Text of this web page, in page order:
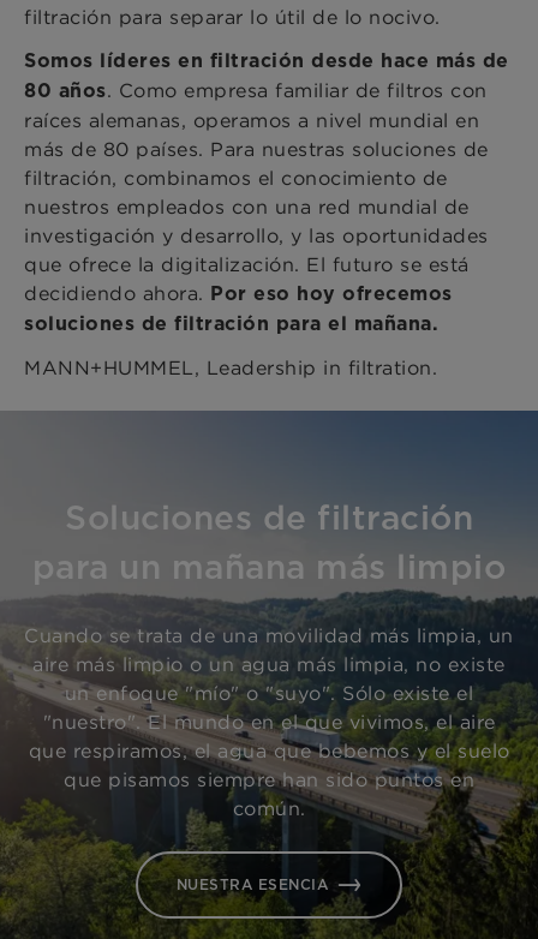
filtración para separar lo útil de lo nocivo.
Somos líderes en filtración desde hace más de
80 años. Como empresa familiar de filtros con
raíces alemanas, operamos a nivel mundial en
más de 80 países. Para nuestras soluciones de
filtración, combinamos el conocimiento de
nuestros empleados con una red mundial de
investigación y desarrollo, y las oportunidades
que ofrece la digitalización. El futuro se está
decidiendo ahora. Por eso hoy ofrecemos
soluciones de filtración para el mañana.
MANN+HUMMEL, Leadership in filtration.
Soluciones de filtración
para un mañana más limpio
Cuando se trata de una movilidad más limpia, un
aire más limpio o un agua más limpia, no existe
un enfoque "mío" o "suyo". Sólo existe el
"nuestro". El mundo en el que vivimos, el aire
que respiramos, el agua que bebemos y el suelo
que pisamos siempre han sido puntos en
común.
NUESTRA ESENCIA